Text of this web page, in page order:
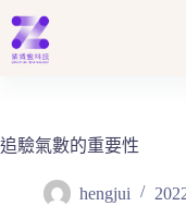
跳
至
主
容
追驗氣數的重要性
hengjui